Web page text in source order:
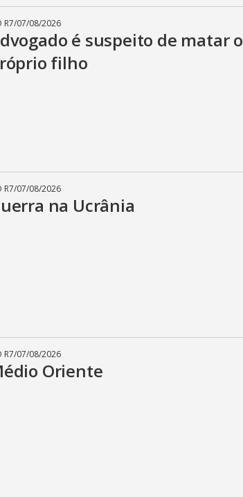
R7/07/08/2026
é suspeito de matar o
filho
R7/07/08/2026
na Ucrânia
R7/07/08/2026
Oriente